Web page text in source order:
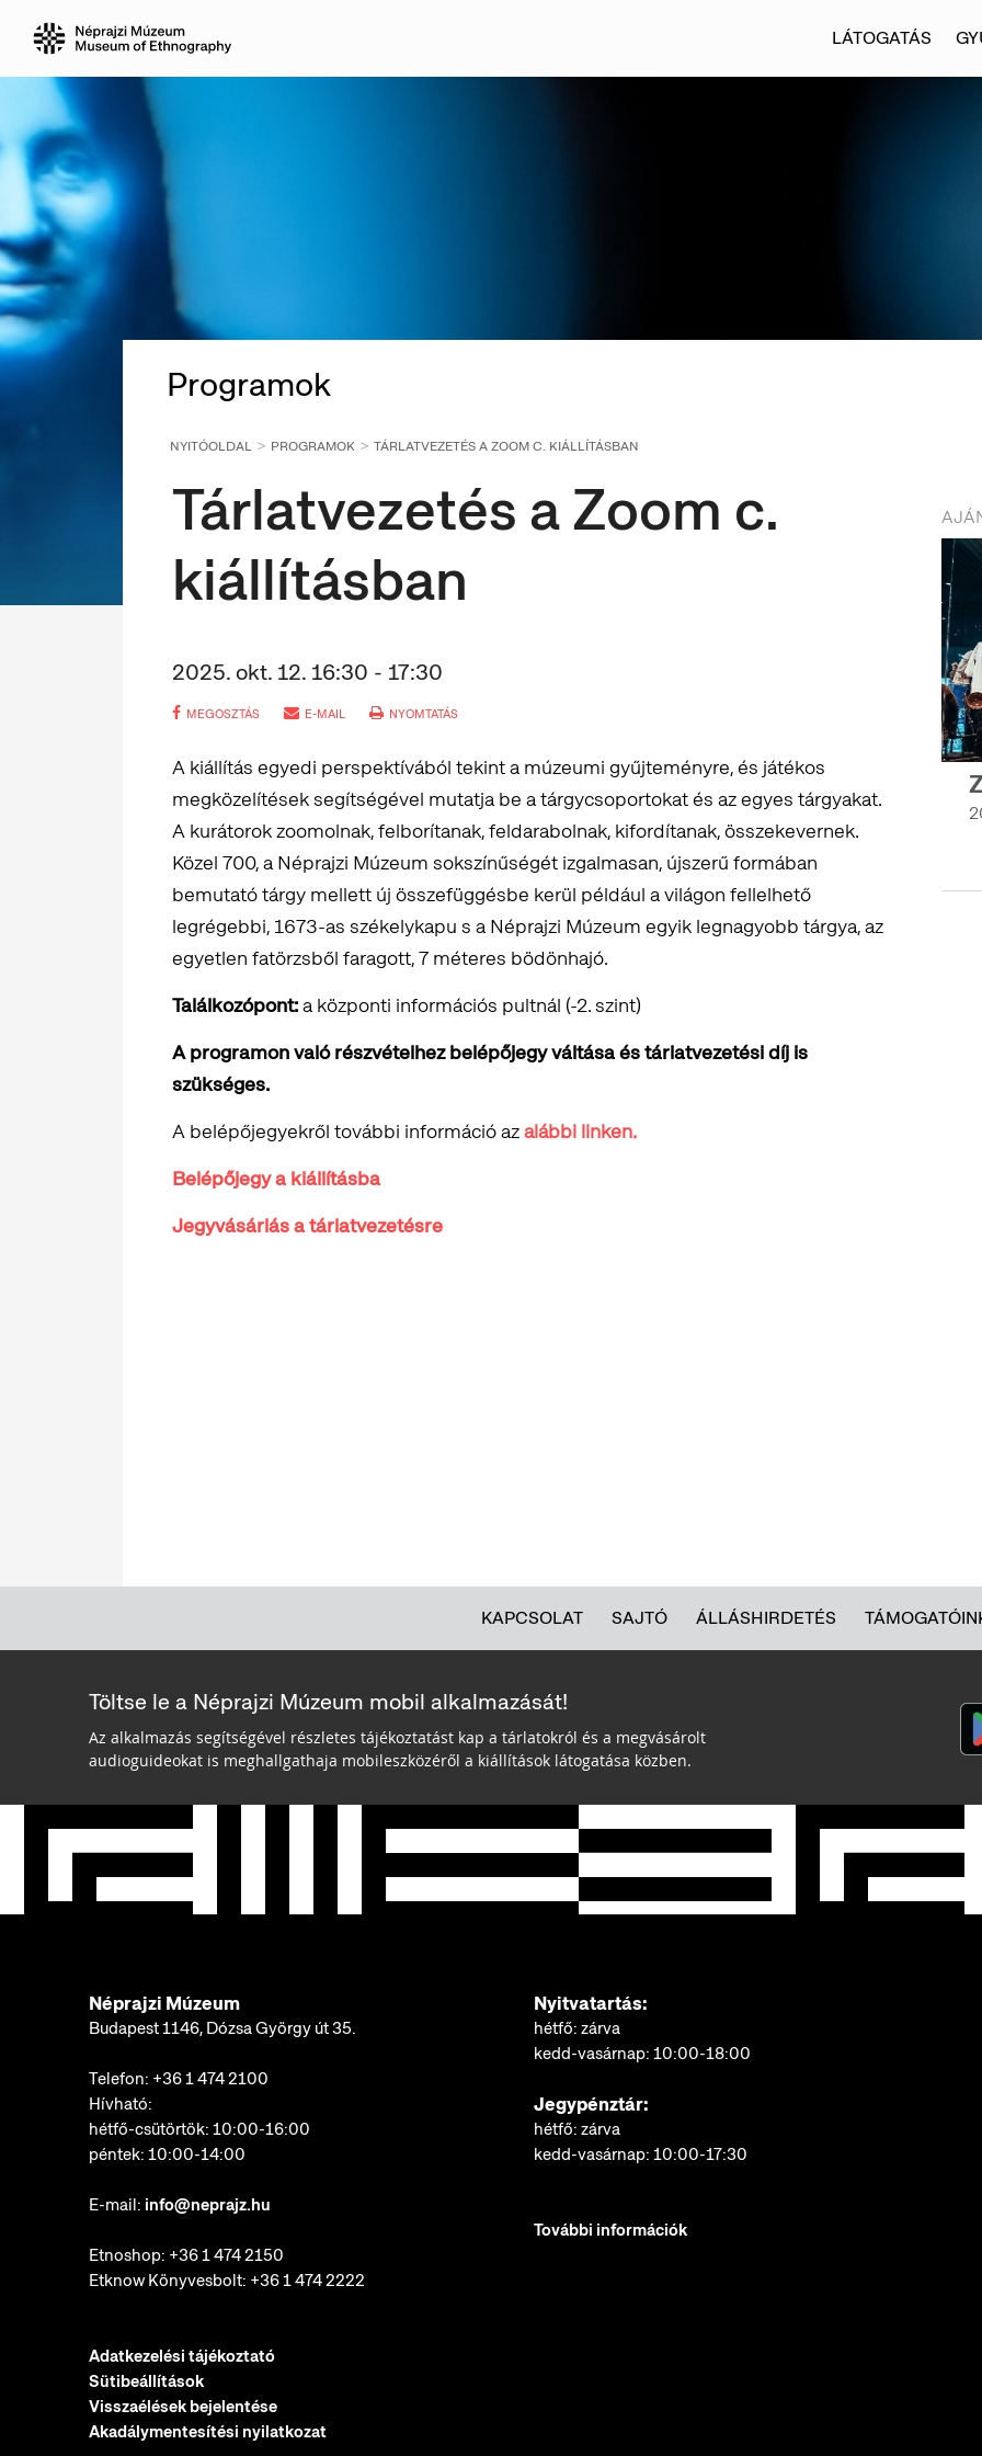
LÁTOGATÁS
Programok
NYITÓOLDAL PROGRAMOK TÁRLATVEZETÉS A ZOOM C. KIÁLLÍTÁSBAN
Tárlatvezetés a Zoom c.
kiállításban
2025. okt. 12. 16:30 - 17:30
MEGOSZTÁS E-MAIL NYOMTATÁS
A kiállítás egyedi perspektívából tekint a múzeumi gyűjteményre, és játékos
megközelítések segítségével mutatja be a tárgycsoportokat és az egyes tárgyakat.
A kurátorok zoomolnak, felborítanak, feldarabolnak, kifordítanak, összekevernek.
Közel 700, a Néprajzi Múzeum sokszínűségét izgalmasan, újszerű formában
bemutató tárgy mellett új összefüggésbe kerül például a világon fellelhető
legrégebbi, 1673-as székelykapu s a Néprajzi Múzeum egyik legnagyobb tárgya, az
egyetlen fatörzsből faragott, 7 méteres bödönhajó.
Találkozópont:a központi információs pultnál (-2. szint)
A programon való részvételhez belépőjegy váltása és tárlatvezetési díj is
szükséges.
A belépőjegyekről további információ azalábbi linken.
Belépőjegy a kiállításba
Jegyvásárlás a tárlatvezetésre
KAPCSOLAT SAJTÓ ÁLLÁSHIRDETÉS
Töltse le a Néprajzi Múzeum mobil alkalmazását!
Az alkalmazás segítségével részletes tájékoztatást kap a tárlatokról és a megvásárolt
audioguideokat is meghallgathaja mobileszközéről a kiállítások látogatása közben.
Néprajzi Múzeum
Budapest 1146, Dózsa György út 35.
Telefon: +36 1 474 2100
Hívható:
hétfő-csütörtök: 10:00-16:00
péntek: 10:00-14:00
E-mail: info@neprajz.hu
Etnoshop: +36 1 474 2150
Etknow Könyvesbolt: +36 1 474 2222
Adatkezelési tájékoztató
Sütibeállítások
Visszaélések bejelentése
Akadálymentesítési nyilatkozat
Nyitvatartás:
hétfő: zárva
kedd-vasárnap: 10:00-18:00
Jegypénztár:
hétfő: zárva
kedd-vasárnap: 10:00-17:30
További információk